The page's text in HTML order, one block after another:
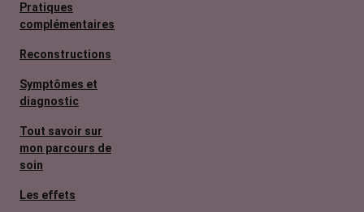
Pratiques
complémentaires
Reconstructions
Symptômes et
diagnostic
Tout savoir sur
mon parcours de
soin
Les effets